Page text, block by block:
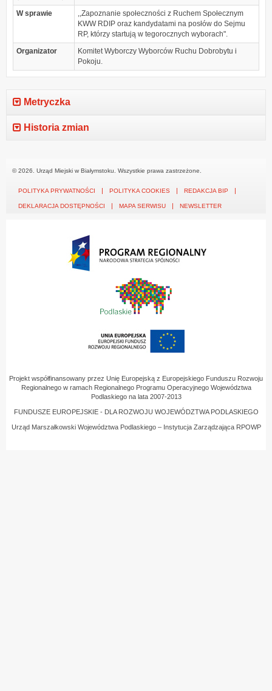
W sprawie
,,Zapoznanie społeczności z Ruchem Społecznym
KWW RDIP oraz kandydatami na posłów do Sejmu
RP, którzy startują w tegorocznych wyborach".
Organizator
Komitet Wyborczy Wyborców Ruchu Dobrobytu i
Pokoju.
Metryczka
Historia zmian
© 2026. Urząd Miejski w Białymstoku. Wszystkie prawa zastrzeżone.
POLITYKA PRYWATNOŚCI POLITYKA COOKIES REDAKCJA BIP
DEKLARACJA DOSTĘPNOŚCI MAPA SERWISU NEWSLETTER
Projekt współfinansowany przez Unię Europejską z Europejskiego Funduszu Rozwoju
Regionalnego w ramach Regionalnego Programu Operacyjnego Województwa
Podlaskiego na lata 2007-2013
FUNDUSZE EUROPEJSKIE - DLA ROZWOJU WOJEWÓDZTWA PODLASKIEGO
Urząd Marszałkowski Województwa Podlaskiego – Instytucja Zarządzająca RPOWP